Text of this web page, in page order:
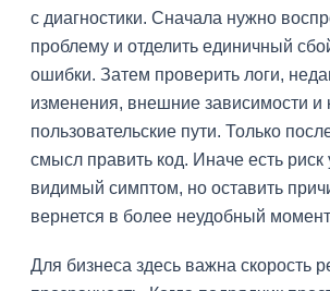
с диагностики. Сначала нужно
проблему и отделить единичный
ошибки. Затем проверить логи,
изменения, внешние зависимости и
пользовательские пути. Только
смысл править код. Иначе есть риск
видимый симптом, но оставить
вернется в более неудобный
Для бизнеса здесь важна скорость